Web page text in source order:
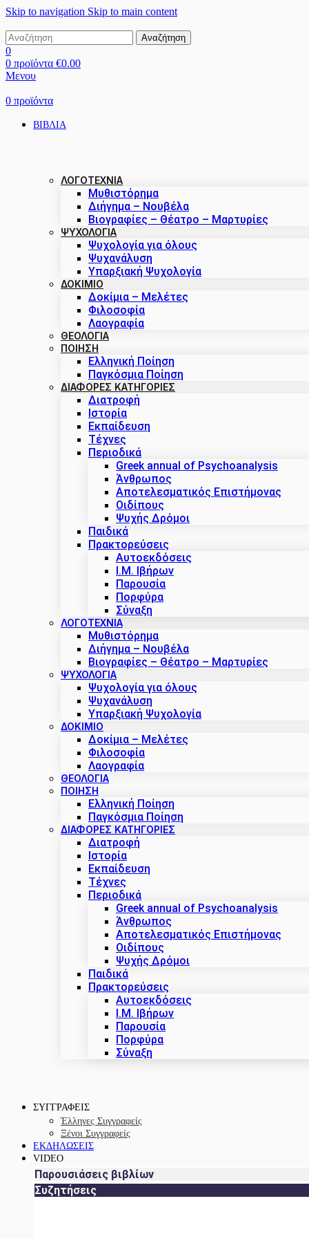
Skip to navigation Skip to main content
Αναζήτηση
0
0 προϊόντα €0.00
Μενου
0 προϊόντα
ΒΙΒΛΙΑ
ΛΟΓΟΤΕΧΝΙΑ
Μυθιστόρημα
Διήγημα – Νουβέλα
Βιογραφίες – Θέατρο – Μαρτυρίες
ΨΥΧΟΛΟΓΙΑ
Ψυχολογία για όλους
Ψυχανάλυση
Υπαρξιακή Ψυχολογία
ΔΟΚΊΜΙΟ
Δοκίμια – Μελέτες
Φιλοσοφία
Λαογραφία
ΘΕΟΛΟΓΙΑ
ΠΟΙΗΣΗ
Ελληνική Ποίηση
Παγκόσμια Ποίηση
ΔΙΑΦΟΡΕΣ ΚΑΤΗΓΟΡΙΕΣ
Διατροφή
Ιστορία
Εκπαίδευση
Τέχνες
Περιοδικά
Greek annual of Psychoanalysis
Άνθρωπος
Αποτελεσματικός Επιστήμονας
Οιδίπους
Ψυχής Δρόμοι
Παιδικά
Πρακτoρεύσεις
Αυτοεκδόσεις
Ι.Μ. Ιβήρων
Παρουσία
Πορφύρα
Σύναξη
ΛΟΓΟΤΕΧΝΙΑ
Μυθιστόρημα
Διήγημα – Νουβέλα
Βιογραφίες – Θέατρο – Μαρτυρίες
ΨΥΧΟΛΟΓΙΑ
Ψυχολογία για όλους
Ψυχανάλυση
Υπαρξιακή Ψυχολογία
ΔΟΚΊΜΙΟ
Δοκίμια – Μελέτες
Φιλοσοφία
Λαογραφία
ΘΕΟΛΟΓΙΑ
ΠΟΙΗΣΗ
Ελληνική Ποίηση
Παγκόσμια Ποίηση
ΔΙΑΦΟΡΕΣ ΚΑΤΗΓΟΡΙΕΣ
Διατροφή
Ιστορία
Εκπαίδευση
Τέχνες
Περιοδικά
Greek annual of Psychoanalysis
Άνθρωπος
Αποτελεσματικός Επιστήμονας
Οιδίπους
Ψυχής Δρόμοι
Παιδικά
Πρακτoρεύσεις
Αυτοεκδόσεις
Ι.Μ. Ιβήρων
Παρουσία
Πορφύρα
Σύναξη
ΣΥΓΓΡΑΦΕΙΣ
Έλληνες Συγγραφείς
Ξένοι Συγγραφείς
ΕΚΔΗΛΩΣΕΙΣ
VIDEO
Παρουσιάσεις βιβλίων
Συζητήσεις